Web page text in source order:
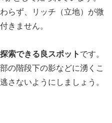
らず、リッチ（立地）が微
きません。
索できる良スポット です。
の階段下の影などに湧くこ
さないようにしましょう。